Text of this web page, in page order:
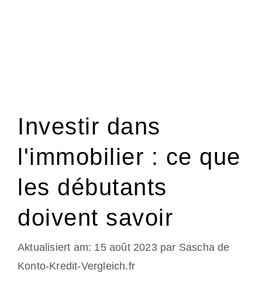
Investir dans
l'immobilier : ce que
les débutants
doivent savoir
15 août 2023 par Sascha de
Konto-Kredit-Vergleich.fr